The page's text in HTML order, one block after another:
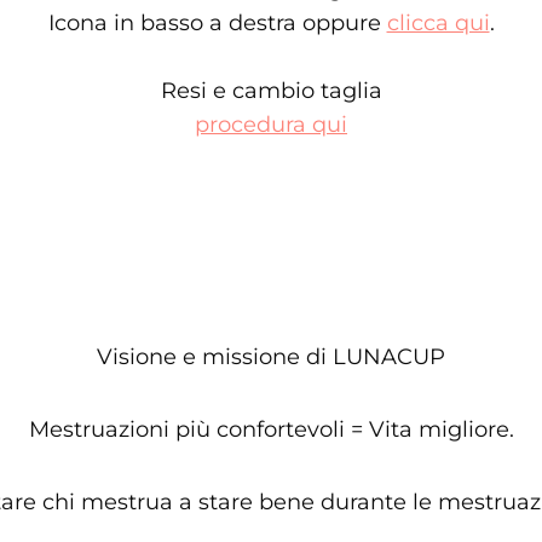
Icona in basso a destra oppure clicca qui.
Resi e cambio taglia
procedura qui
Visione e missione di LUNACUP
Mestruazioni più confortevoli = Vita migliore.
chi mestrua a stare bene durante le